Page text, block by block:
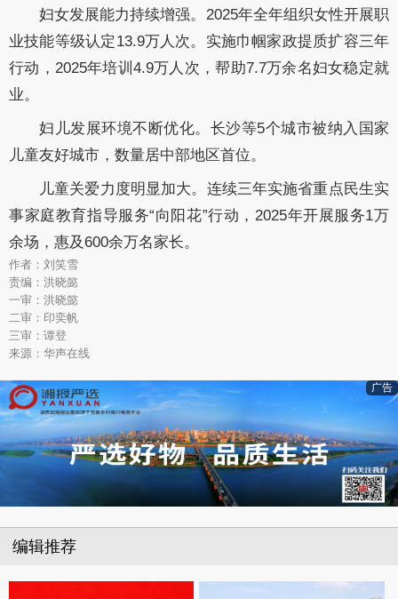
妇女发展能力持续增强。2025年全年组织女性开展职
业技能等级认定13.9万人次。实施巾帼家政提质扩容三年
行动，2025年培训4.9万人次，帮助7.7万余名妇女稳定就
业。
妇儿发展环境不断优化。长沙等5个城市被纳入国家
儿童友好城市，数量居中部地区首位。
儿童关爱力度明显加大。连续三年实施省重点民生实
事家庭教育指导服务“向阳花”行动，2025年开展服务1万
余场，惠及600余万名家长。
作者：刘笑雪
责编：洪晓懿
一审：洪晓懿
二审：印奕帆
三审：谭登
来源：华声在线
广告
编辑推荐